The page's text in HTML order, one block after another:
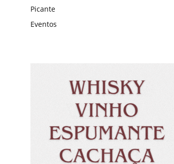
Picante
Eventos